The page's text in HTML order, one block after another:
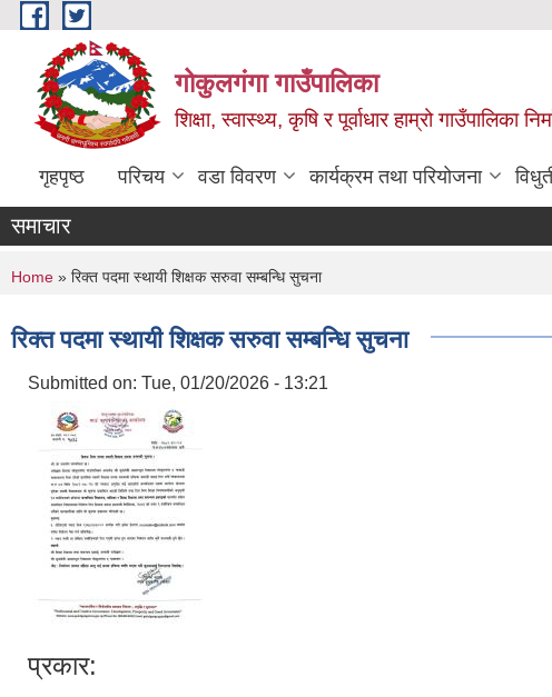
Skip to main content
गोकुलगंगा गाउँपालिका
शिक्षा, स्वास्थ्य, कृषि र पूर्वाधार हाम्रो गाउँपालिका
गृहपृष्ठ परिचय वडा विवरण कार्यक्रम तथा परियोजना
समाचार
You are here
Home » रिक्त पदमा स्थायी शिक्षक सरुवा सम्बन्धि सुचना
रिक्त पदमा स्थायी शिक्षक सरुवा सम्बन्धि सुचना
Submitted on: Tue, 01/20/2026 - 13:21
प्रकार: